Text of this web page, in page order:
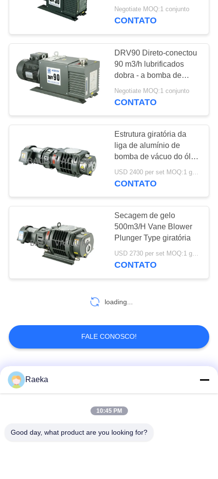
bomba/refrigerador de
vácuo
Negotiate MOQ:1 conjunto
CONTATO
DRV90 Direto-conectou
90 m3/h lubrificados
dobra - a bomba de
vácuo da fase de baixo
nível de ruído
Negotiate MOQ:1 conjunto
CONTATO
Estrutura giratória da
liga de alumínio de
bomba de vácuo do óleo
160CFM
USD 2400 per set MOQ:1 grupo
CONTATO
Secagem de gelo
500m3/H Vane Blower
Plunger Type giratória
USD 2730 per set MOQ:1 grupo
CONTATO
loading...
FALE CONOSCO!
Categorias populares
Bomba de vácuo do
Raeka
10:45 PM
Good day, what product are you looking for?